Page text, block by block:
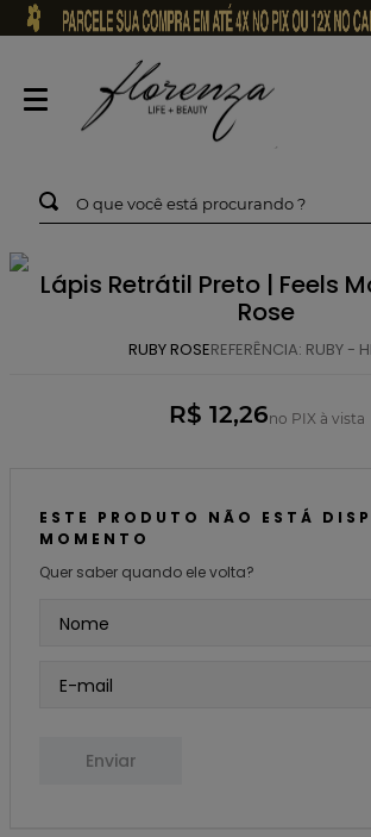
O que você está procurando ?
Lápis Retrátil Preto | Feels
Rose
RUBY ROSEREFERÊNCIA: RUBY -
R$ 12,26no PIX à vista
ESTE PRODUTO NÃO ESTÁ
MOMENTO
Quer saber quando ele volta?
Enviar